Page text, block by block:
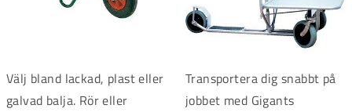
Välj bland lackad, plast eller
galvad balja. Rör eller
Transportera dig snabbt på
jobbet med Gigants